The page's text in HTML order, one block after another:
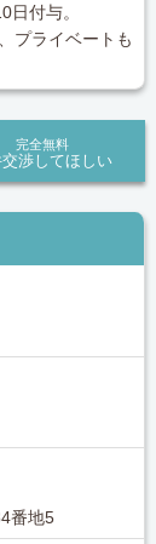
付与。
プライベートも
完全無料
渉してほしい
番地5